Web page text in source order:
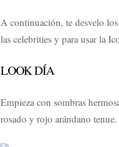
A continuación, te desvelo
las celebrities y para usar la
LOOK DÍA
Empieza con sombras
rosado y rojo arándano tenue.